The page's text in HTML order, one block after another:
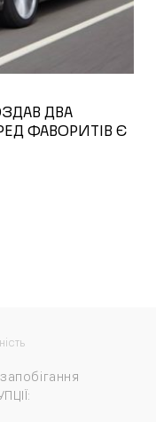
ДВА
ФАВОРИТІВ Є